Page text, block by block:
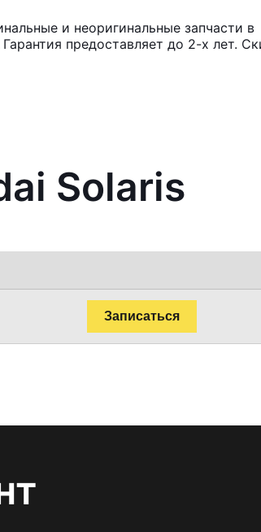
и неоригинальные запчасти в
предоставляет до 2-х лет.
Solaris
Записаться